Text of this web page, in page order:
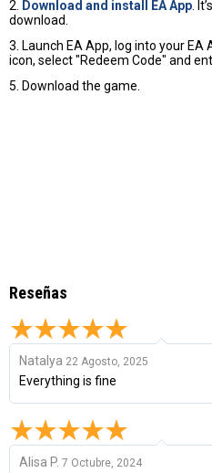
2. Download and install EA App .
download.
3. Launch EA App, log into your
icon, select "Redeem Code" and
5. Download the game.
Reseñas
Natalya 22 Agosto, 2025
Everything is fine
Alisa P. 7 Octubre, 2024